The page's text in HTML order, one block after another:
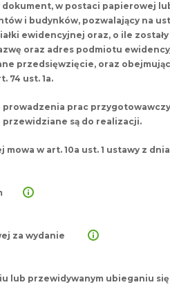
w postaci papierowej
i budynków, pozwalający na
ewidencyjnej oraz, o ile
oraz adres podmiotu
przedsięwzięcie, oraz
74 ust. 1a.
prac
są do realizacji.
w art. 10a ust. 1 ustawy z dnia
za wydanie
lub przewidywanym ubieganiu